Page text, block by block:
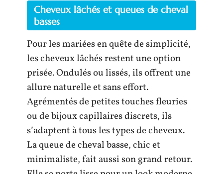
Cheveux lâchés et queues de cheval
basses
Pour les mariées en quête de simplicité,
les cheveux lâchés restent une option
prisée. Ondulés ou lissés, ils offrent une
allure naturelle et sans effort.
Agrémentés de petites touches fleuries
ou de bijoux capillaires discrets, ils
s’adaptent à tous les types de cheveux.
La queue de cheval basse, chic et
minimaliste, fait aussi son grand retour.